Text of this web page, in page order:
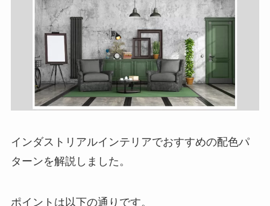
インダストリアルインテリアでおすすめの配色パ
ターンを解説しました。
ポイントは以下の通りです。